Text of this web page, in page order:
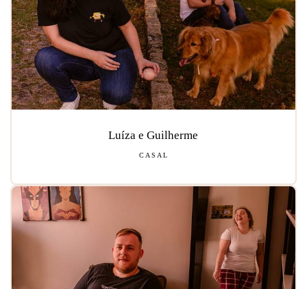
Luíza e Guilherme
CASAL